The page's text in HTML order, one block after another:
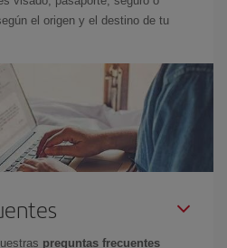
el origen y el destino de tu
preguntas frecuentes